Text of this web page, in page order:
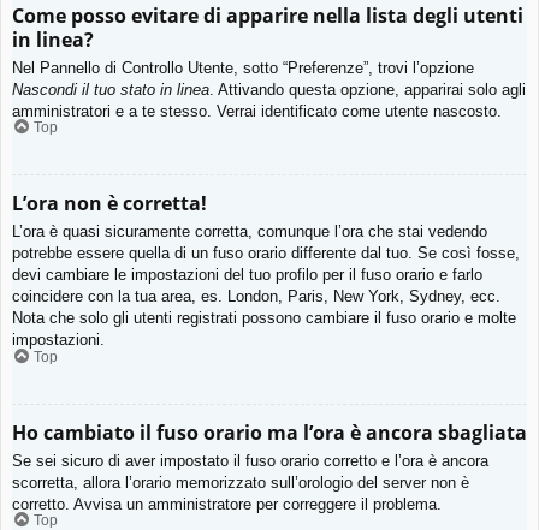
Come posso evitare di apparire nella lista degli utenti
in linea?
Nel Pannello di Controllo Utente, sotto “Preferenze”, trovi l’opzione
Nascondi il tuo stato in linea . Attivando questa opzione, apparirai solo agli
amministratori e a te stesso. Verrai identificato come utente nascosto.
Top
L’ora non è corretta!
L’ora è quasi sicuramente corretta, comunque l’ora che stai vedendo
potrebbe essere quella di un fuso orario differente dal tuo. Se così fosse,
devi cambiare le impostazioni del tuo profilo per il fuso orario e farlo
coincidere con la tua area, es. London, Paris, New York, Sydney, ecc.
Nota che solo gli utenti registrati possono cambiare il fuso orario e molte
impostazioni.
Top
Ho cambiato il fuso orario ma l’ora è ancora sbagliata
Se sei sicuro di aver impostato il fuso orario corretto e l’ora è ancora
scorretta, allora l’orario memorizzato sull’orologio del server non è
corretto. Avvisa un amministratore per correggere il problema.
Top